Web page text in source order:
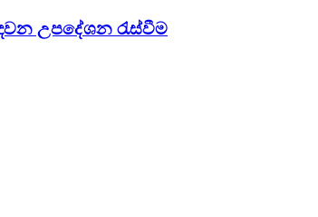
උපදේශන රැස්වීම